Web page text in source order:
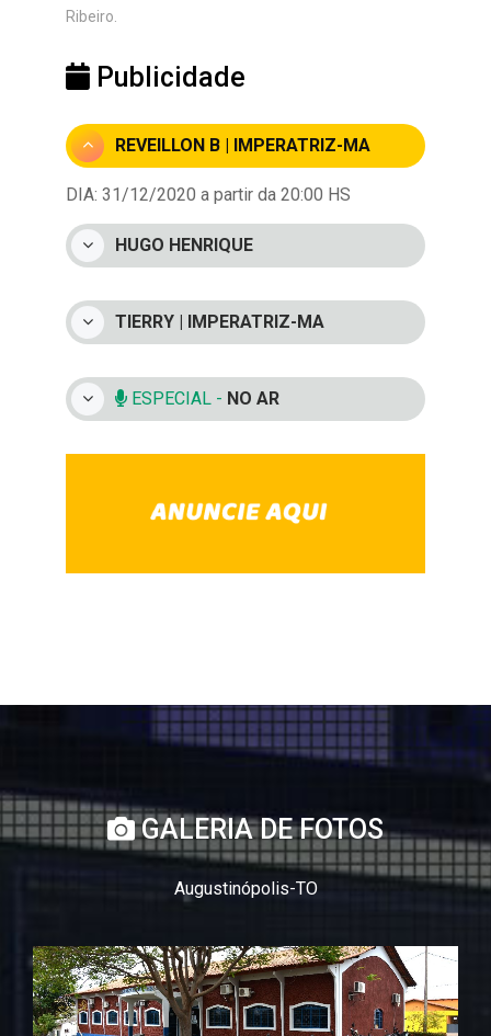
Ribeiro.
Publicidade
REVEILLON B | IMPERATRIZ-MA
DIA: 31/12/2020 a partir da 20:00 HS
HUGO HENRIQUE
TIERRY | IMPERATRIZ-MA
ESPECIAL - NO AR
GALERIA DE FOTOS
Augustinópolis-TO